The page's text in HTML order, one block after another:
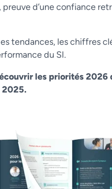
d’une confiance
tendances, les chiffres
du SI.
les priorités 2026
2025.